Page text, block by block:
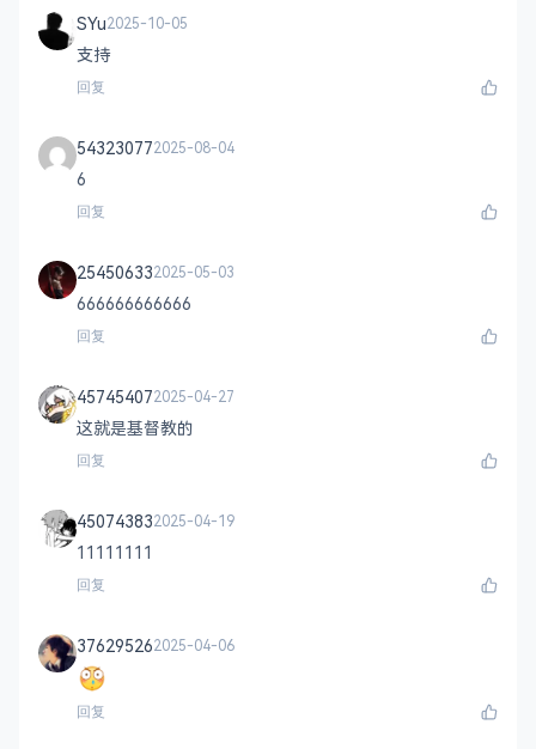
SYu2025-10-05
支持
回复
543230772025-08-04
6
回复
254506332025-05-03
666666666666
回复
457454072025-04-27
这就是基督教的
回复
450743832025-04-19
11111111
回复
376295262025-04-06
回复